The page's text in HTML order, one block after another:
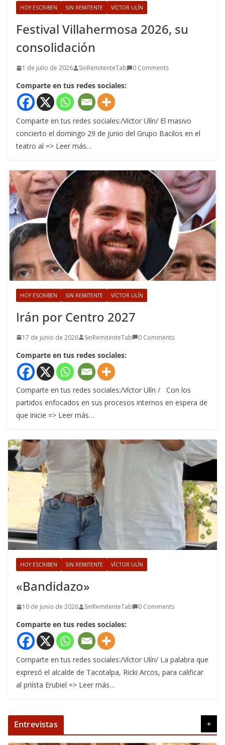
HOY ESCRIBEN SIN REMITENTE VÍCTOR ULÍN
Festival Villahermosa 2026, su
consolidación
1 de julio de 2026 SinRemitenteTab 0 Comments
Comparte en tus redes sociales:
Comparte en tus redes sociales:/Víctor Ulín/ El masivo
concierto el domingo 29 de junio del Grupo Bacilos en el
teatro al => Leer más…
HOY ESCRIBEN SIN REMITENTE VÍCTOR ULÍN
Irán por Centro 2027
17 de junio de 2026 SinRemitenteTab 0 Comments
Comparte en tus redes sociales:
Comparte en tus redes sociales:/Víctor Ulín / Con los
partidos enfocados en sus procesos internos en espera de
que inicie => Leer más…
HOY ESCRIBEN SIN REMITENTE VÍCTOR ULÍN
«Bandidazo»
10 de junio de 2026 SinRemitenteTab 0 Comments
Comparte en tus redes sociales:
Comparte en tus redes sociales:/Víctor Ulín/ La palabra que
expresó el alcalde de Tacotalpa, Ricki Arcos, para calificar
al priísta Erubiel => Leer más…
Entrevistas +